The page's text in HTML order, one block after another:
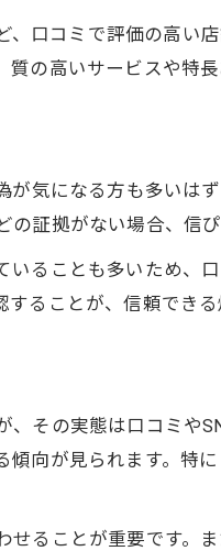
い系列の見分け方
魅力的な違いとは
コミで探す方法
に与える影響とは
意外な発見を紹介
口コミで評価の高い
の高いサービスや特
気になる方も多いは
証拠がない場合、信
ることも多いため、
ることが、信頼できる
その実態は口コミや
向が見られます。特
ることが重要です。